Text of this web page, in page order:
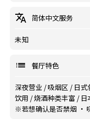
简体中文服务
未知
餐厅特色
深夜营业 /吸烟区 / 日式
饮用 /烧酒种类丰富 / 日
※若想确认是否禁烟 ·